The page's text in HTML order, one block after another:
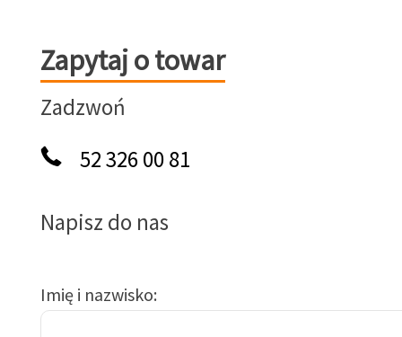
Zapytaj o towar
Zapytaj o towar
Zadzwoń
52 326 00 81
Napisz do nas
Imię i nazwisko